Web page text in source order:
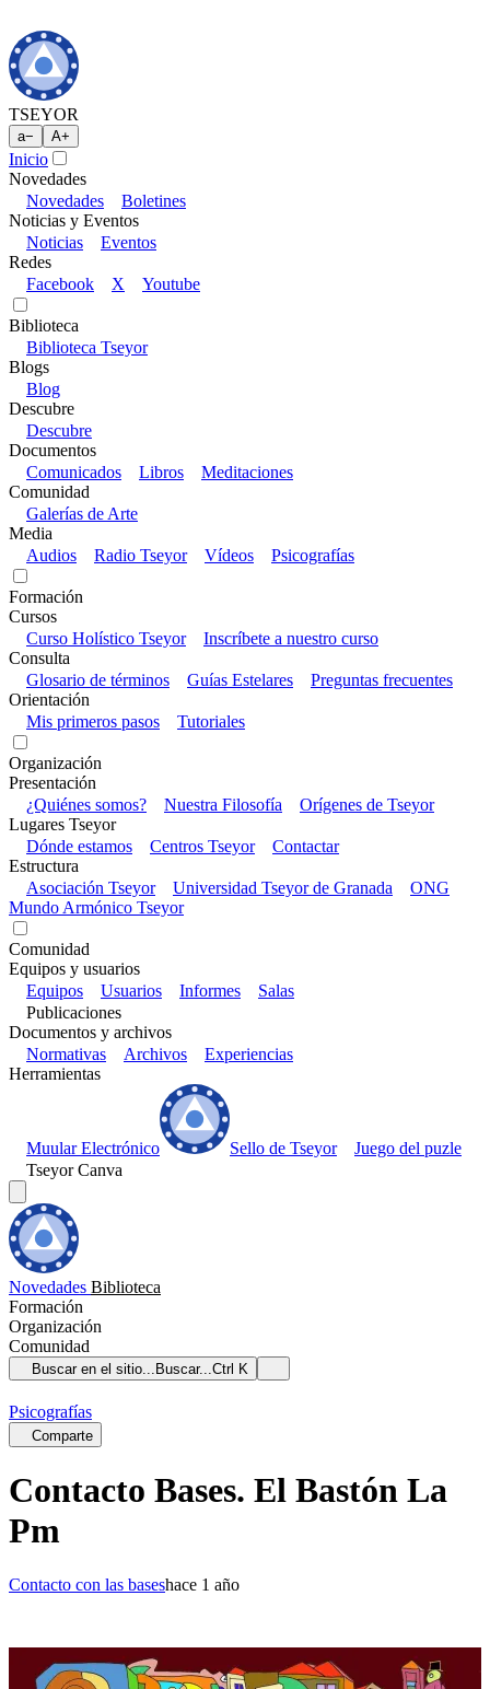
TSEYOR
a− A+
Inicio
Novedades
Novedades
Boletines
Noticias y Eventos
Noticias
Eventos
Redes
Facebook
X Youtube
Biblioteca
Biblioteca Tseyor
Blogs
Blog
Descubre
Descubre
Documentos
Comunicados
Libros
Meditaciones
Comunidad
Galerías de Arte
Media
Audios
Radio Tseyor Vídeos Psicografías
Formación
Cursos
Curso Holístico Tseyor
Inscríbete a nuestro curso
Consulta
Glosario de términos
Guías Estelares
Preguntas frecuentes
Orientación
Mis primeros pasos
Tutoriales
Organización
Presentación
¿Quiénes somos?
Nuestra Filosofía
Orígenes de Tseyor
Lugares Tseyor
Dónde estamos
Centros Tseyor
Contactar
Estructura
Asociación Tseyor
Universidad Tseyor de Granada
ONG
Mundo Armónico Tseyor
Comunidad
Equipos y usuarios
Equipos
Usuarios Informes
Salas
Publicaciones
Documentos y archivos
Normativas
Archivos
Experiencias
Herramientas
Muular Electrónico Sello de Tseyor
Juego del puzle
Tseyor Canva
Novedades Biblioteca
Formación
Organización
Comunidad
Buscar en el sitio... Buscar...Ctrl K
Psicografías
Comparte
Contacto Bases. El Bastón La
Pm
Contacto con las baseshace 1 año